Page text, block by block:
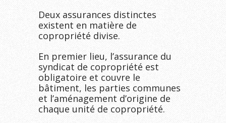
Deux assurances distinctes
existent en matière de
copropriété divise.
En premier lieu, l’assurance du
syndicat de copropriété est
obligatoire et couvre le
bâtiment, les parties communes
et l’aménagement d’origine de
chaque unité de copropriété.